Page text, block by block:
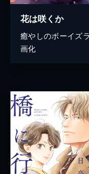
花は咲くか
癒やしのボーイズ
画化